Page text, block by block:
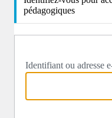
pédagogiques
Identifiant ou adresse